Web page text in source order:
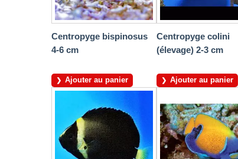
Centropyge bispinosus
4-6 cm
Ajouter au panier
Centropyge colini
(élevage) 2-3 cm
Ajouter au panier